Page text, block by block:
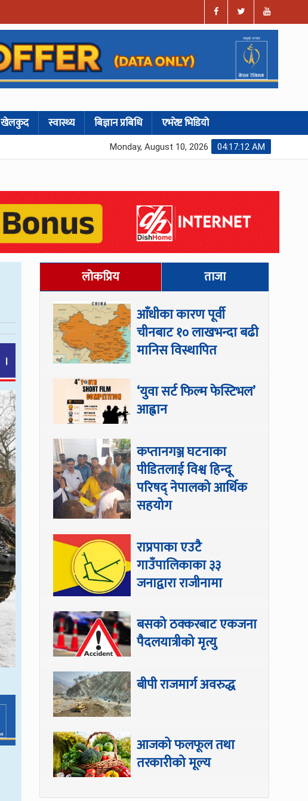
खेलकुद स्वास्थ्य बिज्ञान प्रबिधि एभरेष्ट भिडियो
04:17:14 AM
Monday, August 10, 2026
लोकप्रिय ताजा
आँधीका कारण पूर्वी
चीनबाट १० लाखभन्दा बढी
मानिस विस्थापित
‘युवा सर्ट फिल्म फेस्टिभल’
आह्वान
कप्तानगञ्ज घटनाका
पीडितलाई विश्व हिन्दू
परिषद् नेपालको आर्थिक
सहयोग
राप्रपाका एउटै
गाउँपालिकाका ३३
जनाद्वारा राजीनामा
बसको ठक्करबाट एकजना
पैदलयात्रीको मृत्यु
बीपी राजमार्ग अवरुद्ध
आजको फलफूल तथा
तरकारीको मूल्य